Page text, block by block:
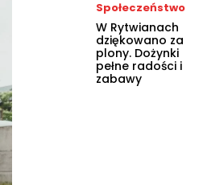
Społeczeństwo
W Rytwianach
dziękowano za
plony. Dożynki
pełne radości i
zabawy